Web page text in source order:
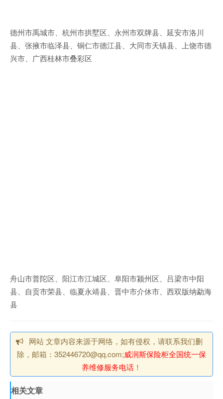
德州市禹城市、杭州市拱墅区、永州市双牌县、延安市洛川
县、张掖市临泽县、铜仁市德江县、大同市天镇县、上饶市德
兴市、广西桂林市叠彩区
舟山市普陀区、阳江市江城区、阜阳市颍州区、吕梁市中阳
县、自贡市荣县、临夏永靖县、晋中市介休市、西双版纳勐海
县
网站 文章内容来源于网络，如有侵权，请联系我们删
除，邮箱：352446720@qq.com;威润斯保险柜全国统一保
养维修服务电话 ！
相关文章